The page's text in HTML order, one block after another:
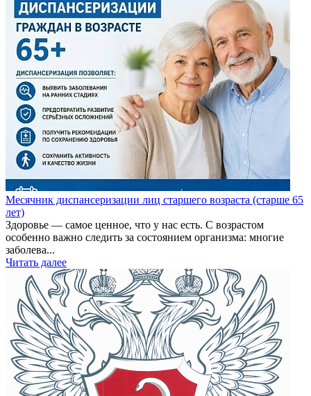
Месячник диспансеризации лиц старшего возраста (старше 65
лет)
Здоровье — самое ценное, что у нас есть. С возрастом
особенно важно следить за состоянием организма: многие
заболева...
Читать далее